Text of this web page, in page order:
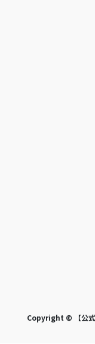
Copyright © 【公式